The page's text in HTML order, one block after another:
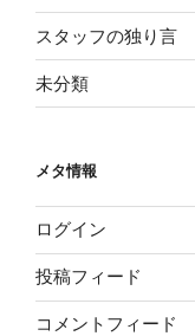
スタッフの独り言
未分類
メタ情報
ログイン
投稿フィード
コメントフィード